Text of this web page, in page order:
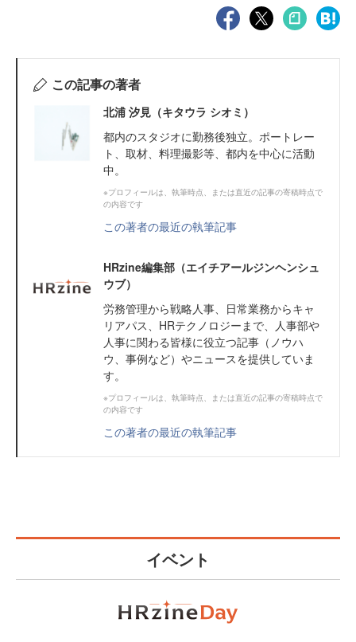
この記事の著者
北浦 汐見（キタウラ シオミ）
都内のスタジオに勤務後独立。ポートレー
ト、取材、料理撮影等、都内を中心に活動
中。
※プロフィールは、執筆時点、または直近の記事の寄稿時点で
の内容です
この著者の最近の執筆記事
HRzine編集部（エイチアールジンヘンシュ
ウブ）
労務管理から戦略人事、日常業務からキャ
リアパス、HRテクノロジーまで、人事部や
人事に関わる皆様に役立つ記事（ノウハ
ウ、事例など）やニュースを提供していま
す。
※プロフィールは、執筆時点、または直近の記事の寄稿時点で
の内容です
この著者の最近の執筆記事
イベント